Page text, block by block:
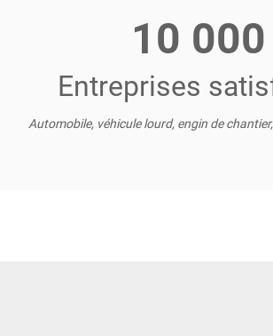
10 000
Entreprises
Automobile, véhicule lourd, engin de